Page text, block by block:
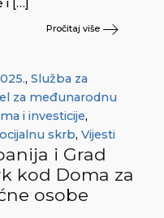
i […]
Pročitaj više
, Služba za
za međunarodnu
i investicije,
skrb, Vijesti
i Grad
kod Doma za
osobe